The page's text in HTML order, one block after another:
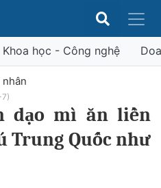
Khoa học - Công nghệ
dạo mì ăn liền
Trung Quốc như